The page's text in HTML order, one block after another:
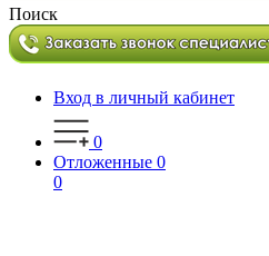
Поиск
Вход в личный кабинет
0
Отложенные 0
0